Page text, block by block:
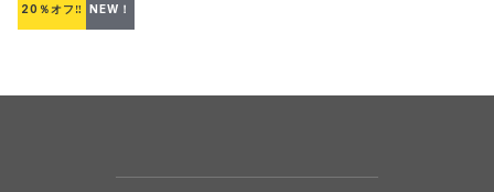
20％オフ‼ NEW！